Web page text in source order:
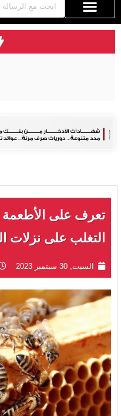
استدعاء محمد صلاح
تعرف على
التغلب على نزلات
السبت, 30 سبتمبر 2023